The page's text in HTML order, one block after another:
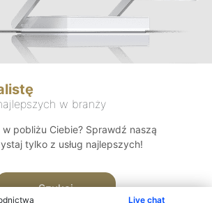
Live chat
w branży
pobliżu Ciebie? Sprawdź naszą
tylko z usług najlepszych!
Szukaj